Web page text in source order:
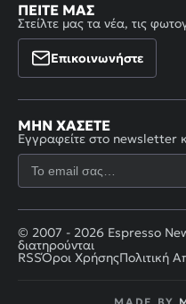
ΠΕΊΤΕ ΜΑΣ
Στείλτε μας τα νέα, τις
Επικοινωνήστε
ΜΗΝ ΧΆΣΕΤΕ
Εγγραφείτε στο newsletter
© 2007 - 2026 Espresso
διατηρούνται
RSSΌροι ΧρήσηςΠολιτική